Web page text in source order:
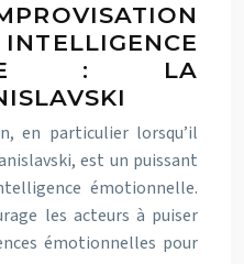
: LA
en particulier lorsqu’il
est un puissant
émotionnelle.
les acteurs à puiser
émotionnelles pour